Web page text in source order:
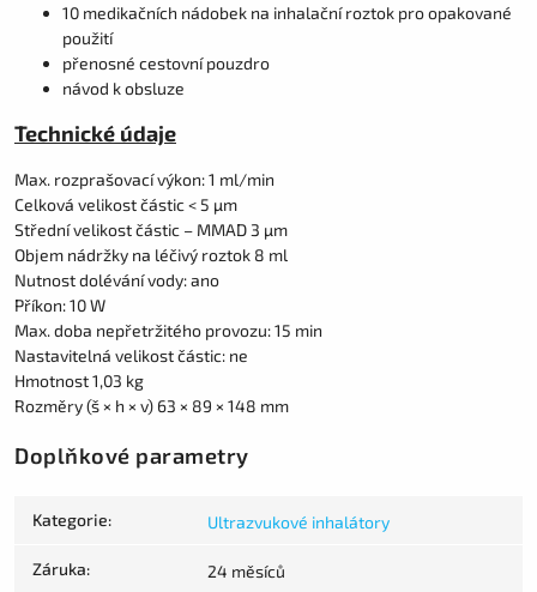
10 medikačních nádobek na inhalační roztok pro opakované
použití
přenosné cestovní pouzdro
návod k obsluze
Technické údaje
Max. rozprašovací výkon: 1 ml/min
Celková velikost částic < 5 µm
Střední velikost částic – MMAD 3 µm
Objem nádržky na léčivý roztok 8 ml
Nutnost dolévání vody: ano
Příkon: 10 W
Max. doba nepřetržitého provozu: 15 min
Nastavitelná velikost částic: ne
Hmotnost 1,03 kg
Rozměry (š × h × v) 63 × 89 × 148 mm
Doplňkové parametry
Kategorie: Ultrazvukové inhalátory
Záruka: 24 měsíců